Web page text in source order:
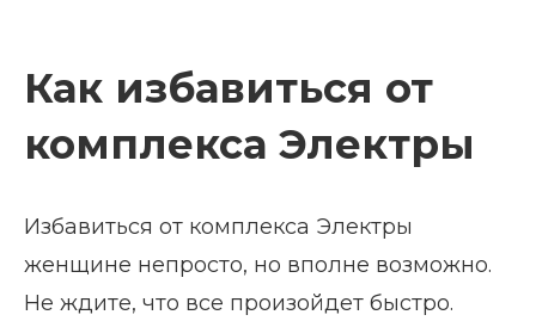
Как избавиться от
комплекса Электры
Избавиться от комплекса Электры
женщине непросто, но вполне возможно.
Не ждите, что все произойдет быстро.